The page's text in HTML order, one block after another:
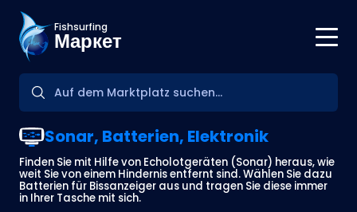
Fishsurfing
Маркет
Sonar, Batterien, Elektronik
Finden Sie mit Hilfe von Echolotgeräten (Sonar) heraus, wie
weit Sie von einem Hindernis entfernt sind. Wählen Sie dazu
Batterien für Bissanzeiger aus und tragen Sie diese immer
in Ihrer Tasche mit sich.